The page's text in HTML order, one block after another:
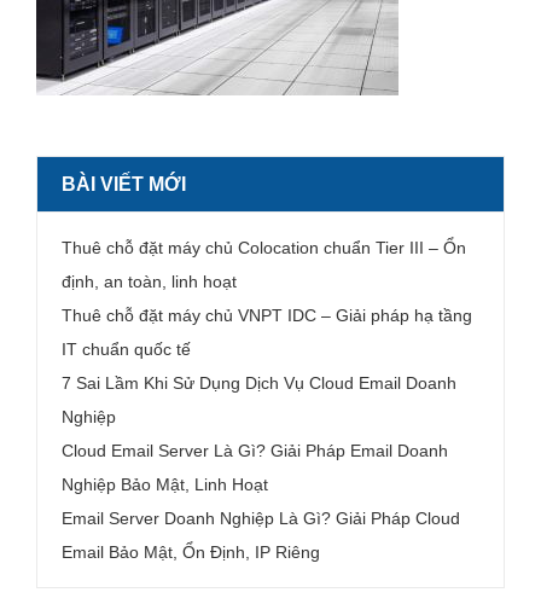
BÀI VIẾT MỚI
Thuê chỗ đặt máy chủ Colocation chuẩn Tier III – Ổn
định, an toàn, linh hoạt
Thuê chỗ đặt máy chủ VNPT IDC – Giải pháp hạ tầng
IT chuẩn quốc tế
7 Sai Lầm Khi Sử Dụng Dịch Vụ Cloud Email Doanh
Nghiệp
Cloud Email Server Là Gì? Giải Pháp Email Doanh
Nghiệp Bảo Mật, Linh Hoạt
Email Server Doanh Nghiệp Là Gì? Giải Pháp Cloud
Email Bảo Mật, Ổn Định, IP Riêng